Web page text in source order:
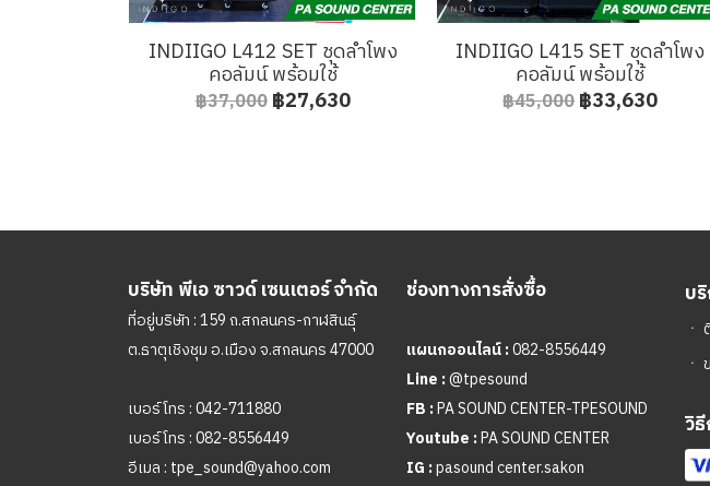
INDIIGO L412 SET ชุดลำโพง
คอลัมน์ พร้อมใช้
฿37,000฿27,630
INDIIGO L415 SET ชุดลำโพง
คอลัมน์ พร้อมใช้
฿45,000฿33,630
บริษัท พีเอ ซาวด์ เซนเตอร์ จำกัด
ที่อยู่บริษัท : 159 ถ.สกลนคร-กาฬสินธุ์
ต.ธาตุเชิงชุม อ.เมือง จ.สกลนคร 47000
เบอร์โทร :042-711880
เบอร์โทร :082-8556449
อีเมล : tpe_sound@yahoo.com
ช่องทางการสั่งซื้อ
แผนกออนไลน์ :082-8556449
Line :@tpesound
FB :PA SOUND CENTER-TPESOUND
Youtube :PA SOUND CENTER
IG :pasound center.sakon
บ
ㆍ
ㆍ
วิธี